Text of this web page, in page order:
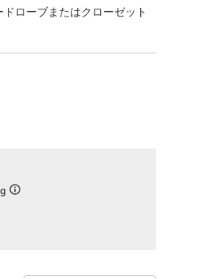
ブまたはクローゼット